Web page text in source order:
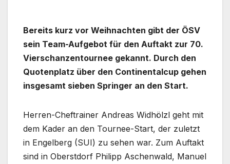
Bereits kurz vor Weihnachten gibt der ÖSV
sein Team-Aufgebot für den Auftakt zur 70.
Vierschanzentournee gekannt. Durch den
Quotenplatz über den Continentalcup gehen
insgesamt sieben Springer an den Start.
Herren-Cheftrainer Andreas Widhölzl geht mit
dem Kader an den Tournee-Start, der zuletzt
in Engelberg (SUI) zu sehen war. Zum Auftakt
sind in Oberstdorf Philipp Aschenwald, Manuel